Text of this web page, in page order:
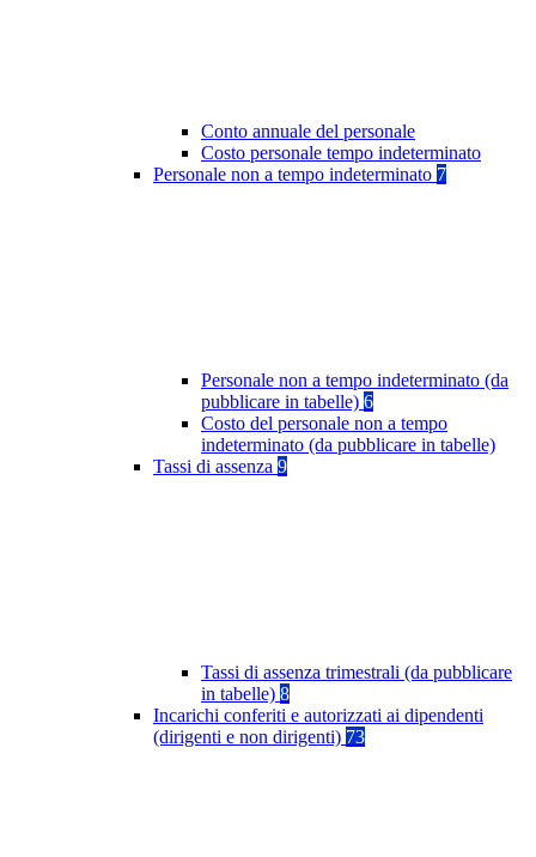
Conto annuale del personale
Costo personale tempo indeterminato
Personale non a tempo indeterminato 7
Personale non a tempo indeterminato (da
pubblicare in tabelle) 6
Costo del personale non a tempo
indeterminato (da pubblicare in tabelle)
Tassi di assenza 9
Tassi di assenza trimestrali (da pubblicare
in tabelle) 8
Incarichi conferiti e autorizzati ai dipendenti
(dirigenti e non dirigenti) 73